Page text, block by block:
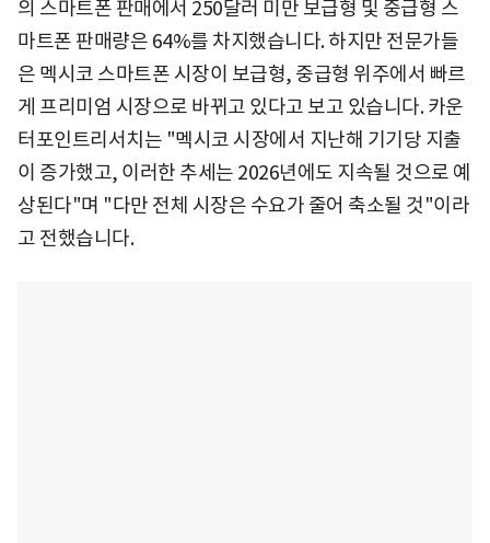
의 스마트폰 판매에서 250달러 미만 보급형 및 중급형 스
마트폰 판매량은 64%를 차지했습니다. 하지만 전문가들
은 멕시코 스마트폰 시장이 보급형, 중급형 위주에서 빠르
게 프리미엄 시장으로 바뀌고 있다고 보고 있습니다. 카운
터포인트리서치는 "멕시코 시장에서 지난해 기기당 지출
이 증가했고, 이러한 추세는 2026년에도 지속될 것으로 예
상된다"며 "다만 전체 시장은 수요가 줄어 축소될 것"이라
고 전했습니다.